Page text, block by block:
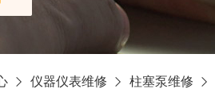
仪器仪表维修 柱塞泵维修